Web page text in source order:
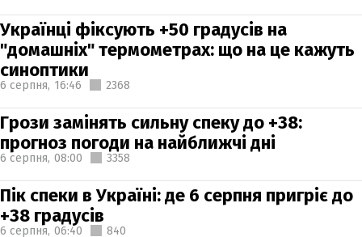
Українці фіксують +50 градусів на
"домашніх" термометрах: що на це кажуть
синоптики
6 серпня, 16:46 2368
Грози замінять сильну спеку до +38:
прогноз погоди на найближчі дні
6 серпня, 08:00 3358
Пік спеки в Україні: де 6 серпня пригріє до
+38 градусів
6 серпня, 06:40 840